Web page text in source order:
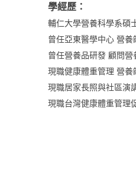
學經歷：
輔仁大學營養科學系碩
曾任亞東醫學中心 營養
曾任營養品研發 顧問營
現職健康體重管理 營養
現職居家長照與社區演
現職台灣健康體重管理